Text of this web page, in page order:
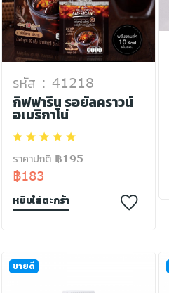
รหัส : 41218
กิฟฟารีน รอยัลคราวน์
อเมริกาโน่
ราคาปกติ ฿195
฿183
หยิบใส่ตะกร้า
ขายดี